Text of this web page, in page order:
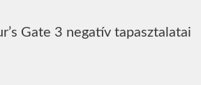
Gate 3 negatív tapasztalatai